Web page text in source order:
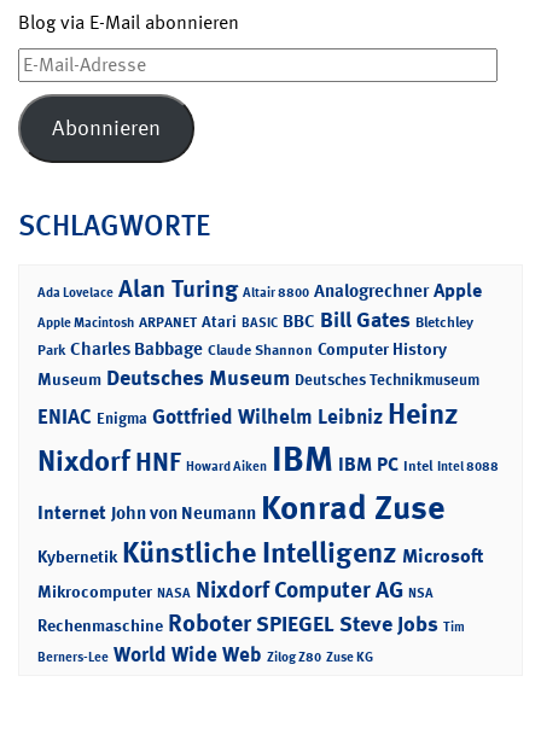
Blog via E-Mail abonnieren
E-
Mail-
Adresse
Abonnieren
SCHLAGWORTE
Ada Lovelace Alan Turing Altair 8800 Analogrechner Apple
Apple Macintosh ARPANET Atari BASIC BBC Bill Gates Bletchley
Park Charles Babbage Claude Shannon Computer History
Museum Deutsches Museum Deutsches Technikmuseum
ENIAC Enigma Gottfried Wilhelm Leibniz Heinz
NixdorfHNF Howard Aiken IBM IBM PC Intel Intel 8088
Internet John von Neumann Konrad Zuse
Kybernetik Künstliche Intelligenz Microsoft
Mikrocomputer NASA Nixdorf Computer AG NSA
Rechenmaschine RoboterSPIEGELSteve Jobs Tim
Berners-Lee World Wide Web Zilog Z80 Zuse KG